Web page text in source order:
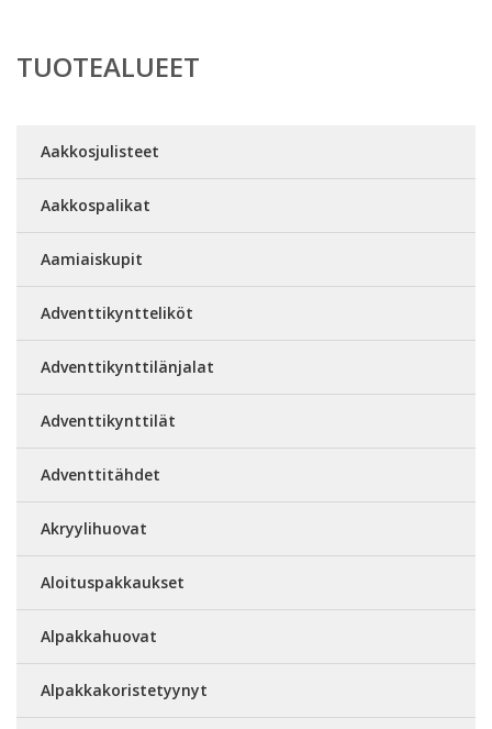
TUOTEALUEET
Aakkosjulisteet
Aakkospalikat
Aamiaiskupit
Adventtikyntteliköt
Adventtikynttilänjalat
Adventtikynttilät
Adventtitähdet
Akryylihuovat
Aloituspakkaukset
Alpakkahuovat
Alpakkakoristetyynyt